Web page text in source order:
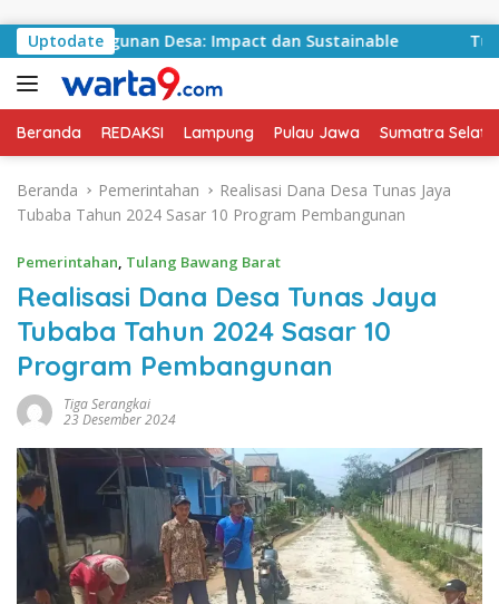
UptodateDesa: Impact dan Sustainable Tulang
Beranda REDAKSI Lampung Pulau Jawa Sumatra
Beranda Pemerintahan
Realisasi Dana Desa Tunas Jaya
Tubaba Tahun 2024 Sasar 10 Program Pembangunan
Pemerintahan, Tulang Bawang Barat
Realisasi Dana Desa Tunas Jaya
Tubaba Tahun 2024 Sasar 10
Program Pembangunan
Tiga Serangkai
23 Desember 2024